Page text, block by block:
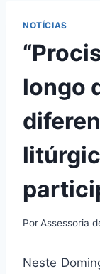
NOTÍCIAS
longo
PorAssessoria
Neste